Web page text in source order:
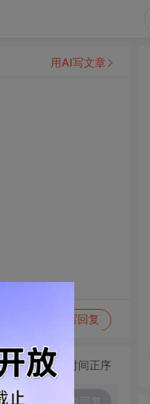
写回复
用AI写文章
切换为时间正序